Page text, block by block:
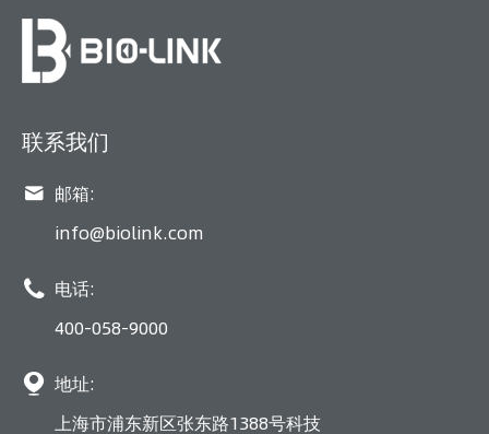
联系我们
 邮箱:
info@biolink.com
 电话:
400-058-9000
 地址:
上海市浦东新区张东路1388号科技